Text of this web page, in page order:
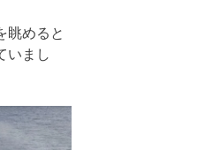
眺めると
いまし